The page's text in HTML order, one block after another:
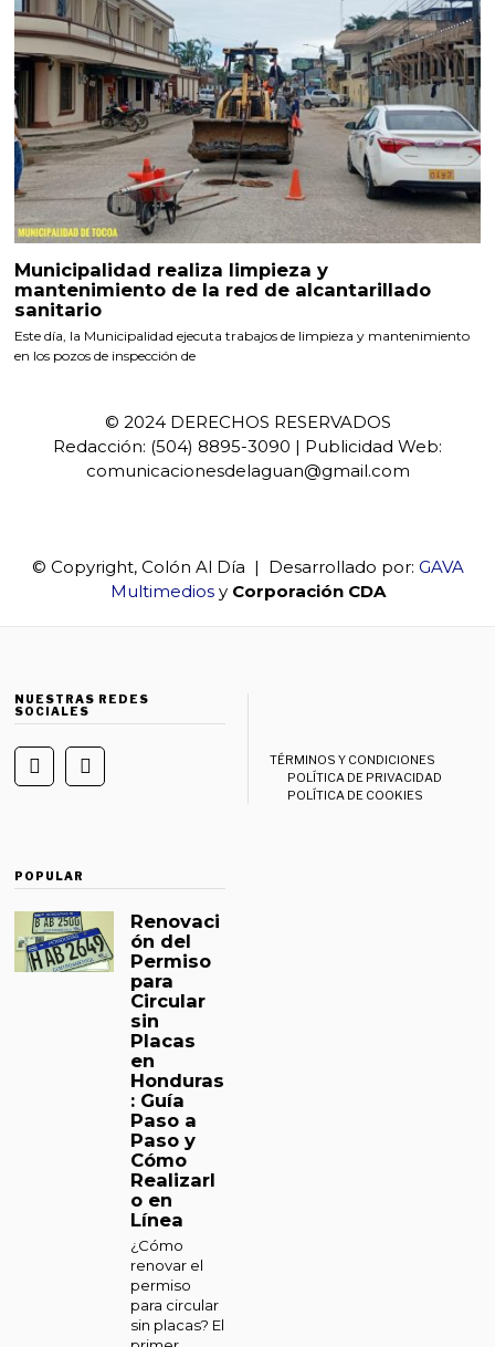
Municipalidad realiza limpieza y
mantenimiento de la red de alcantarillado
sanitario
Este día, la Municipalidad ejecuta trabajos de limpieza y mantenimiento
en los pozos de inspección de
© 2024 DERECHOS RESERVADOS
Redacción: (504) 8895-3090 | Publicidad Web:
comunicacionesdelaguan@gmail.com
© Copyright, Colón Al Día | Desarrollado por: GAVA
Multimediosy Corporación CDA
NUESTRAS REDES
SOCIALES
TÉRMINOS Y CONDICIONES
POLÍTICA DE PRIVACIDAD
POLÍTICA DE COOKIES
POPULAR
Renovaci
ón del
Permiso
para
Circular
sin
Placas
en
Honduras
: Guía
Paso a
Paso y
Cómo
Realizarl
o en
Línea
¿Cómo
renovar el
permiso
para circular
sin placas? El